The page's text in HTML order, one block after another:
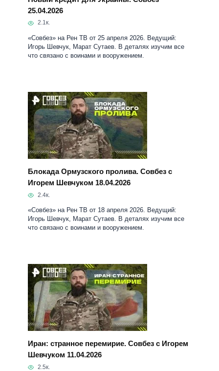
25.04.2026
2.1к.
«Совбез» на Рен ТВ от 25 апреля 2026. Ведущий:
Игорь Шевчук, Марат Сутаев. В деталях изучим все
что связано с воинами и вооружением.
Блокада Ормузского пролива. Совбез с
Игорем Шевчуком 18.04.2026
2.4к.
«Совбез» на Рен ТВ от 18 апреля 2026. Ведущий:
Игорь Шевчук, Марат Сутаев. В деталях изучим все
что связано с воинами и вооружением.
Иран: странное перемирие. Совбез с Игорем
Шевчуком 11.04.2026
2.5к.